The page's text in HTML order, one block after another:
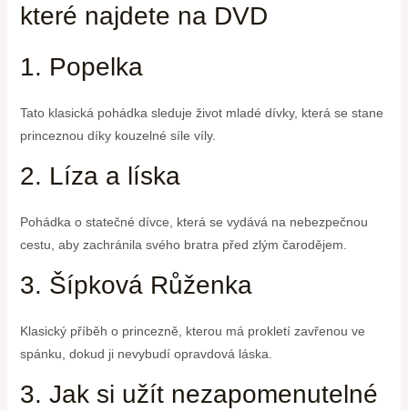
které najdete na DVD
1. Popelka
Tato klasická pohádka sleduje život mladé dívky, která se stane
princeznou díky kouzelné síle víly.
2. Líza a líska
Pohádka o statečné dívce, která se vydává na nebezpečnou
cestu, aby zachránila svého bratra před zlým čarodějem.
3. Šípková Růženka
Klasický příběh o princezně, kterou má prokletí zavřenou ve
spánku, dokud ji nevybudí opravdová láska.
3. Jak si užít nezapomenutelné